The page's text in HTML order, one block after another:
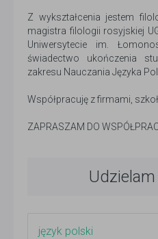
Z wykształcenia jestem
magistra filologii rosyjskiej
Uniwersytecie im.
świadectwo ukończenia
zakresu Nauczania Języka
Współpracuję z firmami,
ZAPRASZAM DO
język polski